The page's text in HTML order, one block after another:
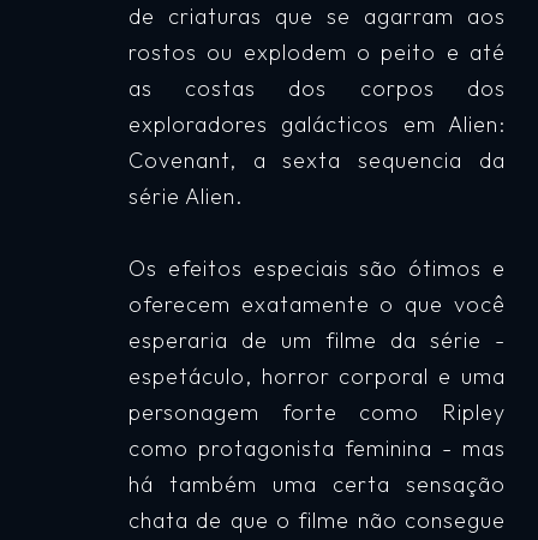
de criaturas que se agarram aos
rostos ou explodem o peito e até
as costas dos corpos dos
exploradores galácticos em Alien:
Covenant, a sexta sequencia da
série Alien.
Os efeitos especiais são ótimos e
oferecem exatamente o que você
esperaria de um filme da série -
espetáculo, horror corporal e uma
personagem forte como Ripley
como protagonista feminina - mas
há também uma certa sensação
chata de que o filme não consegue